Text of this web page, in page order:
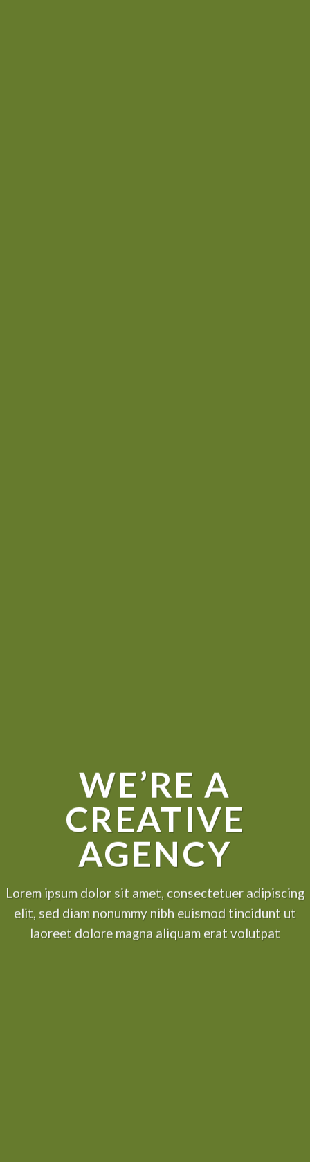
WE’RE A
CREATIVE
AGENCY
Lorem ipsum dolor sit amet, consectetuer adipiscing
elit, sed diam nonummy nibh euismod tincidunt ut
laoreet dolore magna aliquam erat volutpat